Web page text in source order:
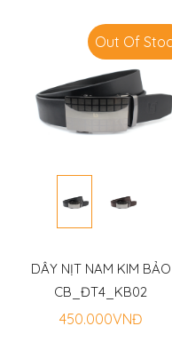
Out Of
DÂY NỊT NAM KIM BẢO
CB_ĐT4_KB02
450.000VNĐ